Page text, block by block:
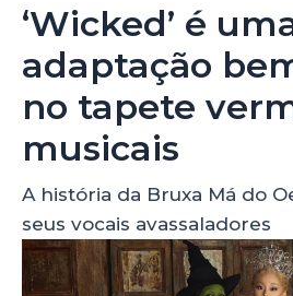
‘Wicked’ é
adaptação
no tapete
musicais
A história da Bruxa Má do
seus vocais avassaladores